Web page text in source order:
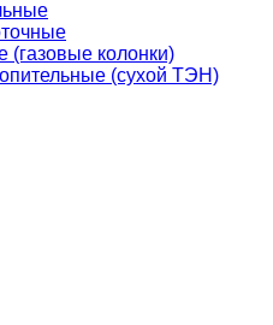
(газовые колонки)
(сухой ТЭН)